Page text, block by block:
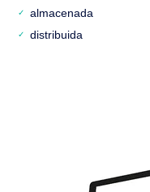
almacenada
distribuida